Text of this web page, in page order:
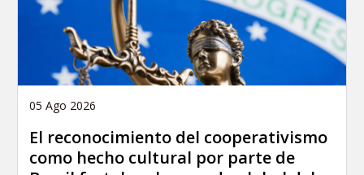
05 Ago 2026
El reconocimiento del cooperativismo
como hecho cultural por parte de